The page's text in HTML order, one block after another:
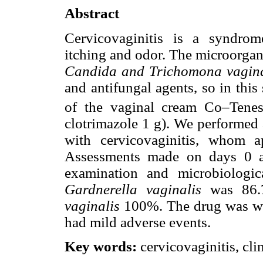
Abstract
Cervicovaginitis is a
itching and odor. The
Candida and Trichomona
and antifungal agents, so in this
of the vaginal cream
clotrimazole 1 g). We
with cervicovaginitis, whom
Assessments made on days
examination and
Gardnerella vaginalis was
vaginalis 100%. The drug was
had mild adverse events.
Key words: cervicovaginitis,